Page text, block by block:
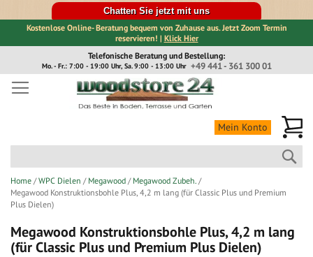
Chatten Sie jetzt mit uns
Kostenlose Online- Beratung bequem von Zuhause aus. Jetzt Zoom Termin
reservieren! | Klick Hier
Inhalt
Telefonische Beratung und Bestellung:
+49 441 - 361 300 01
Mo. - Fr.: 7:00 - 19:00 Uhr, Sa. 9:00 - 13:00 Uhr
Mein Konto
Home WPC Dielen Megawood
Megawood Zubeh.
Megawood Konstruktionsbohle Plus, 4,2 m lang (für Classic Plus und Premium
Plus Dielen)
Megawood Konstruktionsbohle Plus, 4,2 m lang
(für Classic Plus und Premium Plus Dielen)